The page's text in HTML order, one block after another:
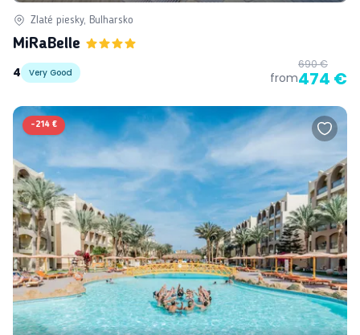
Zlaté piesky, Bulharsko
MiRaBelle
4
Very Good from
690 €
474 €
-214 €